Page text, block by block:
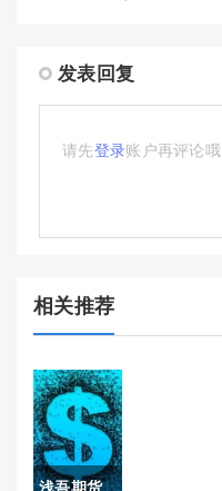
发表回复
请先登录账户再评论哦
相关推荐